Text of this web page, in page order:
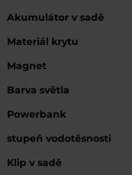
Akumulátor v sadě
Materiál krytu
Magnet
Barva světla
Powerbank
stupeň vodotěsnosti
Klip v sadě